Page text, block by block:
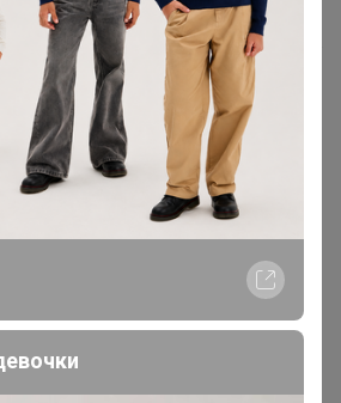
это какой цвет? По мне, так
фото, а не первое.